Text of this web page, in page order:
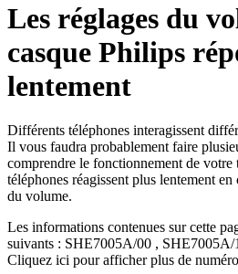
Les réglages du
casque Philips
lentement
Différents téléphones interagissent
Il vous faudra probablement faire
comprendre le fonctionnement de votre
téléphones réagissent plus lentement
du volume.
Les informations contenues sur cette
suivants : SHE7005A/00 , SHE7005A/
Cliquez ici pour afficher plus de